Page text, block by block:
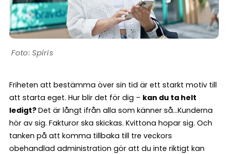
Spiris
Friheten att bestämma över sin tid är ett starkt motiv till
att starta eget. Hur blir det för dig – kan du ta helt
ledigt? Det är långt ifrån alla som känner så…Kunderna
hör av sig. Fakturor ska skickas. Kvittona hopar sig. Och
tanken på att komma tillbaka till tre veckors
obehandlad administration gör att du inte riktigt kan